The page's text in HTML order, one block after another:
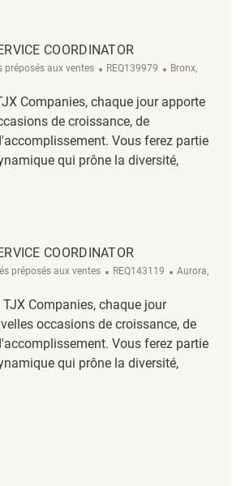
Coordinator REQ99493
COORDINATOR
préposés aux ventes ReqId
REQ139979 Emplacement
Bronx,
Companies, chaque jour apporte
de croissance, de
Vous ferez partie
qui prône la diversité,
service coordinator REQ139979
COORDINATOR
préposés aux ventes ReqId
REQ143119 Emplacement
Aurora,
Companies, chaque jour
occasions de croissance, de
Vous ferez partie
qui prône la diversité,
Service Coordinator REQ143119